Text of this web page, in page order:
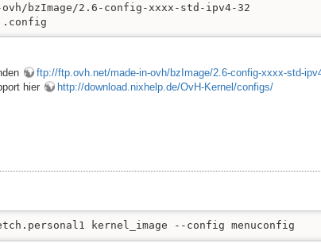
bzImage/2.6-config-xxxx-std-ipv4-32
.config
ftp://ftp.ovh.net/made-in-ovh/bzImage/2.6-config-xxxx-std-
hier
http://download.nixhelp.de/OvH-Kernel/configs/
kernel_image --config menuconfig